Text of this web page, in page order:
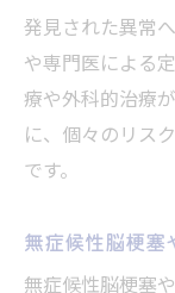
発見された異常
や専門医による
療や外科的治療
に、個々のリス
です。
無症候性脳梗塞